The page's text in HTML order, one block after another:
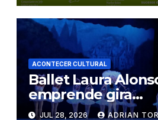
ACONTECER CULTURAL
Ballet Laura
emprende gira
centroamericana
JUL 28, 2026 ADRIAN